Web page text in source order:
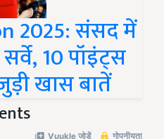
2025: संसद में
10 पॉइंट्स
खास बातें